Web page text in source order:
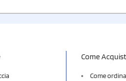
Come
Come